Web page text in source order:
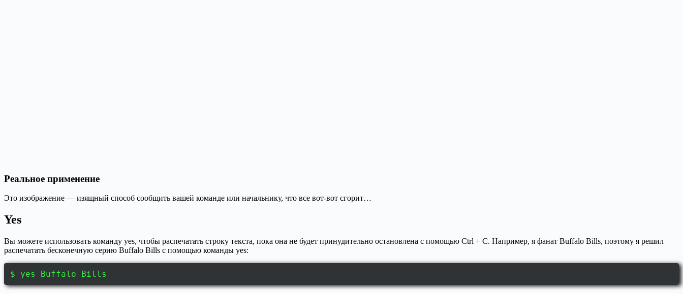
Реальное применение
Это изображение — изящный способ сообщить вашей команде или начальнику, что все вот-вот сгорит…
Yes
Вы можете использовать команду yes, чтобы распечатать строку текста, пока она не будет принудительно остановлена с помощью Ctrl + C. Например, я фанат Buffalo Bills, поэтому я решил
распечатать бесконечную серию Buffalo Bills с помощью команды yes:
$ yes Buffalo Bills